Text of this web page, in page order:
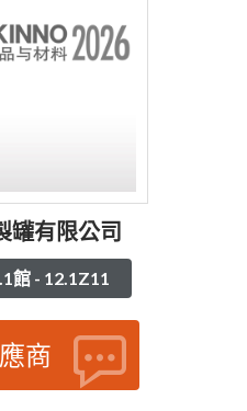
罐有限公司
館 - 12.1Z11
商